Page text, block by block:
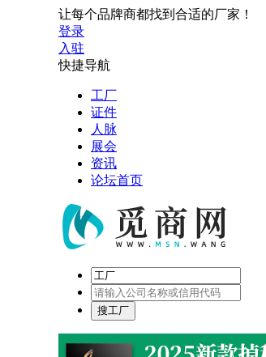
让每个品牌商都找到合适的厂家！
登录
入驻
快捷导航
工厂
证件
人脉
展会
资讯
论坛首页